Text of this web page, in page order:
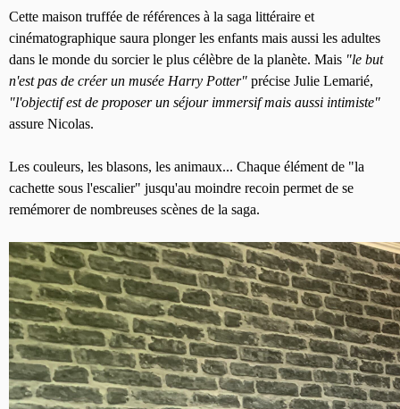
Cette maison truffée de références à la saga littéraire et
cinématographique saura plonger les enfants mais aussi les adultes
dans le monde du sorcier le plus célèbre de la planète. Mais "le but
n'est pas de créer un musée Harry Potter" précise Julie Lemarié,
"l'objectif est de proposer un séjour immersif mais aussi intimiste"
assure Nicolas.
Les couleurs, les blasons, les animaux... Chaque élément de "la
cachette sous l'escalier" jusqu'au moindre recoin permet de se
remémorer de nombreuses scènes de la saga.